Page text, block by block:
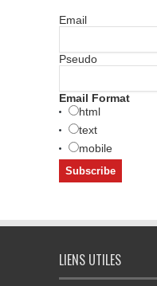
Email
Pseudo
Email Format
html
text
mobile
LIENS UTILES